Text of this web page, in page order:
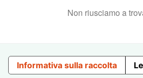
Non riusciamo a
Informativa sulla raccolta